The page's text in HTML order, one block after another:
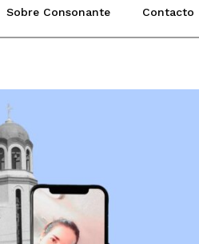
Sobre Consonante Contacto